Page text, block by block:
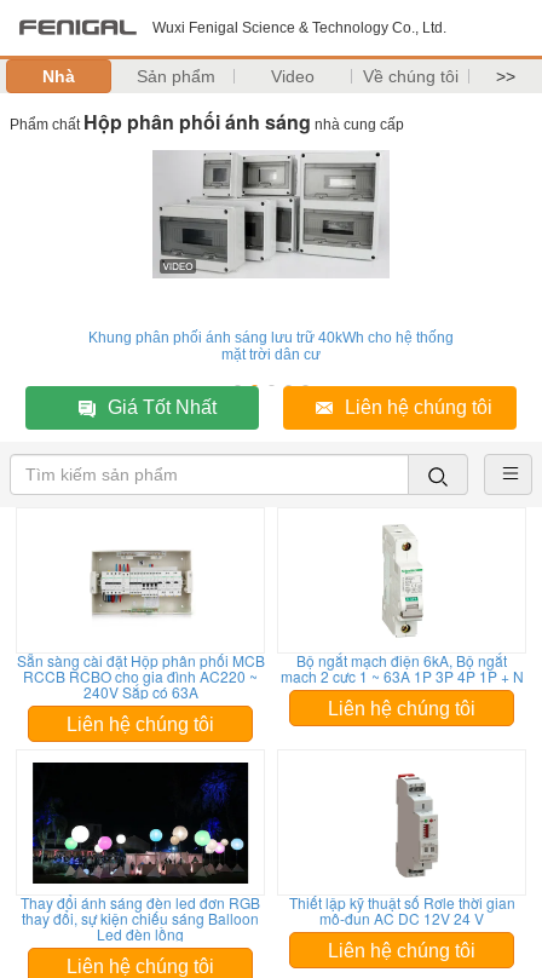
Wuxi Fenigal Science & Technology Co., Ltd.
Nhà Sản phẩm Video Về chúng tôi >>
Phẩm chất Hộp phân phối ánh sáng nhà cung cấp
Khung phân phối ánh sáng lưu trữ 40kWh cho hệ thống
mặt trời dân cư
Giá Tốt Nhất Liên hệ chúng tôi
Sẵn sàng cài đặt Hộp phân phối MCB
RCCB RCBO cho gia đình AC220 ~
240V Sắp có 63A
Liên hệ chúng tôi
Bộ ngắt mạch điện 6kA, Bộ ngắt
mạch 2 cực 1 ~ 63A 1P 3P 4P 1P + N
Liên hệ chúng tôi
Thay đổi ánh sáng đèn led đơn RGB
thay đổi, sự kiện chiếu sáng Balloon
Led đèn lồng
Liên hệ chúng tôi
Thiết lập kỹ thuật số Rơle thời gian
mô-đun AC DC 12V 24 V
Liên hệ chúng tôi